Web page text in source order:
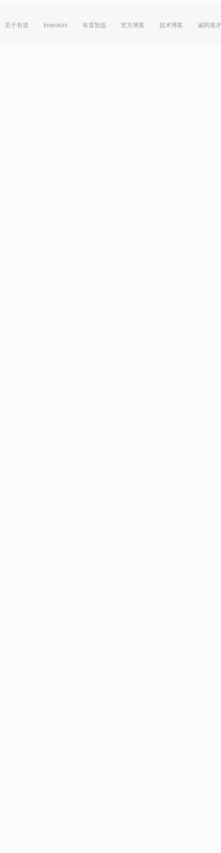
关于有道 Investors 有道智选 官方博客 技术博客 诚聘英才